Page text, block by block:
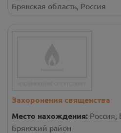
Брянская область, Россия
Захоронения священства
Место нахождения: Россия,
Брянский район